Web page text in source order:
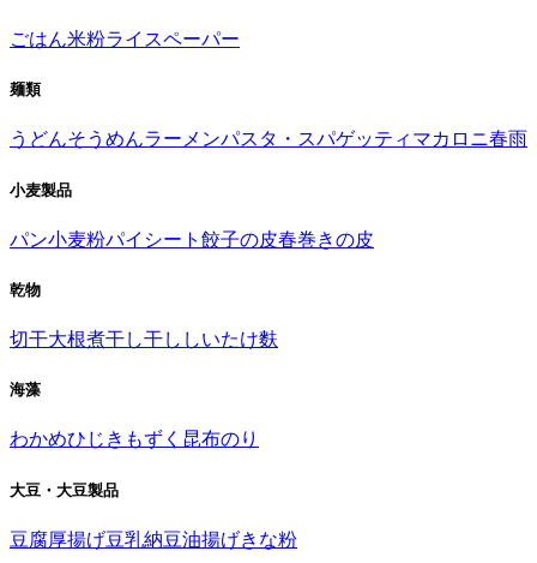
ごはん米粉ライスペーパー
麺類
うどんそうめんラーメンパスタ・スパゲッティ マカロニ春雨
小麦製品
パン小麦粉パイシート 餃子の皮春巻きの皮
乾物
切干大根煮干し干ししいたけ麩
海藻
わかめひじき もずく 昆布のり
大豆・大豆製品
豆腐厚揚げ豆乳納豆油揚げきな粉